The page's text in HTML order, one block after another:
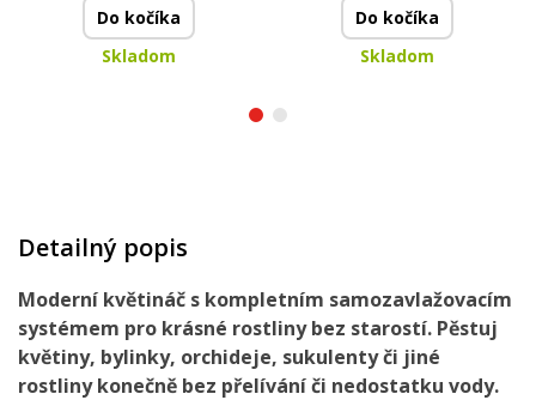
Do kočíka
Skladom
Do kočíka
Skladom
Detailný popis
Moderní květináč s kompletním samozavlažovacím
systémem pro krásné rostliny bez starostí. Pěstuj
květiny, bylinky, orchideje, sukulenty či jiné
rostliny konečně bez přelívání či nedostatku vody.